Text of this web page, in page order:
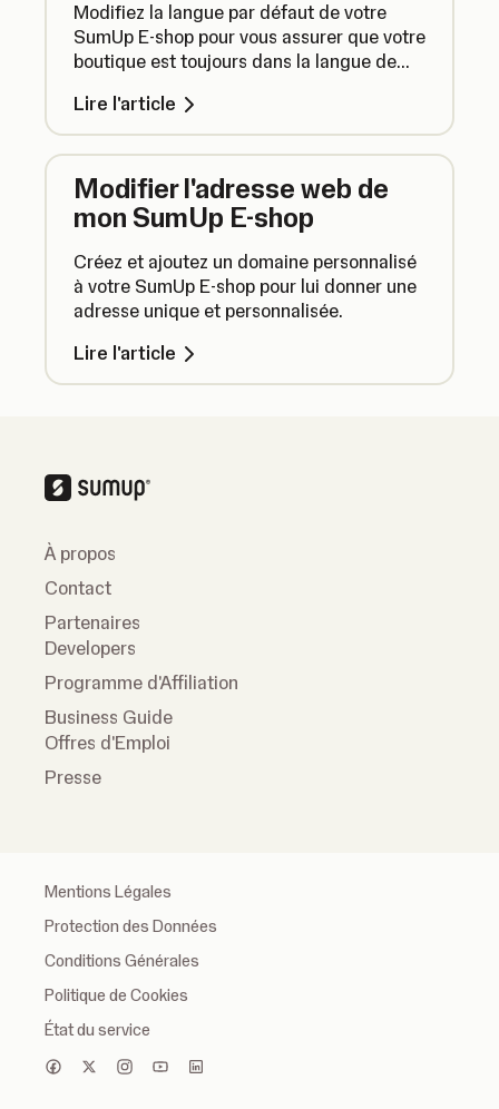
Modifiez la langue par défaut de votre
SumUp E-shop pour vous assurer que votre
boutique est toujours dans la langue de
Lire l'article
Modifier l'adresse web de
mon SumUp E-shop
Créez et ajoutez un domaine personnalisé
à votre SumUp E-shop pour lui donner une
adresse unique et personnalisée.
Lire l'article
À propos
Contact
Partenaires
Developers
Programme d'Affiliation
Business Guide
Offres d'Emploi
Presse
Mentions Légales
Protection des Données
Conditions Générales
Politique de Cookies
État du service